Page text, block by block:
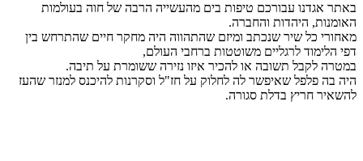
באתר אגדנו עבורכם טיפות בים מהעשייה הרבה של חוה בעולמות
האומנות, היהדות והחברה.
מאחורי כל שיר שנכתב ומיזם שהתהווה היה מחקר חיים שהתרחש בין
דפי הלימוד לרגליים משוטטות ברחבי העולם,
במטרה לקבל תשובה או להכיר איזו נזירה ששומרת על תיבה.
היה בה פלפל שאיפשר לה לחלוק על חז"ל וסקרנות להיכנס למנזר שהעז
להשאיר חריץ בדלת סגורה.